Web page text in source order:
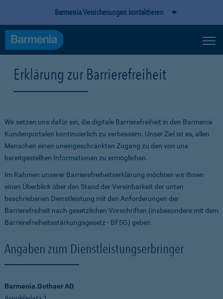
Barmenia Versicherungen kontaktieren
Erklärung zur Barrierefreiheit
Wir setzen uns dafür ein, die digitale Barrierefreiheit in den Barmenia
Kundenportalen kontinuierlich zu verbessern. Unser Ziel ist es, allen
Menschen einen uneingeschränkten Zugang zu den von uns
bereitgestellten Informationen zu ermöglichen.
Im Rahmen unserer Barrierefreiheitserklärung möchten wir Ihnen
einen Überblick über den Stand der Vereinbarkeit der unten
beschriebenen Dienstleistung mit den Anforderungen der
Barrierefreiheit nach gesetzlichen Vorschriften (insbesondere mit dem
Barrierefreiheitsstärkungsgesetz - BFSG) geben.
Angaben zum Dienstleistungserbringer
Barmenia.Gothaer AG